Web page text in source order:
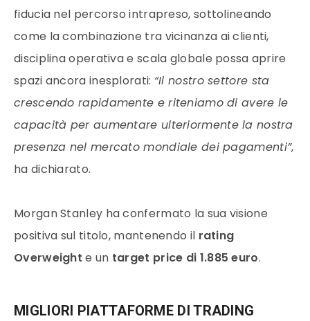
fiducia nel percorso intrapreso, sottolineando
come la combinazione tra vicinanza ai clienti,
disciplina operativa e scala globale possa aprire
spazi ancora inesplorati: “Il nostro settore sta
crescendo rapidamente e riteniamo di avere le
capacità per aumentare ulteriormente la nostra
presenza nel mercato mondiale dei pagamenti”,
ha dichiarato.
Morgan Stanley ha confermato la sua visione
positiva sul titolo, mantenendo il rating
Overweight e un target price di 1.885 euro.
MIGLIORI PIATTAFORME DI TRADING